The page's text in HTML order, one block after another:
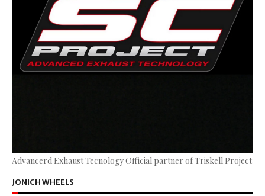
Advancerd Exhaust Tecnology Official partner of Triskell Project
JONICH WHEELS